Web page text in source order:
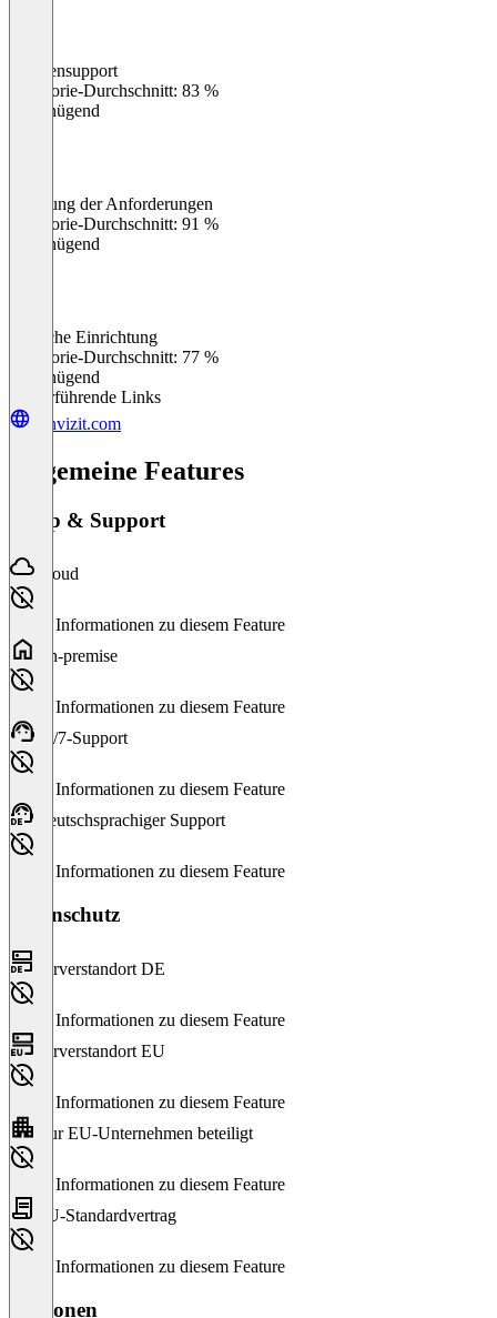
Kundensupport
Kategorie-Durchschnitt: 83 %
Ungenügend
Erfüllung der Anforderungen
Kategorie-Durchschnitt: 91 %
Ungenügend
Einfache Einrichtung
Kategorie-Durchschnitt: 77 %
Ungenügend
Weiterführende Links
convizit.com
Allgemeine Features
Setup & Support
Cloud
Keine Informationen zu diesem Feature
On-premise
Keine Informationen zu diesem Feature
24/7-Support
Keine Informationen zu diesem Feature
Deutschsprachiger Support
Keine Informationen zu diesem Feature
Datenschutz
Serverstandort DE
Keine Informationen zu diesem Feature
Serverstandort EU
Keine Informationen zu diesem Feature
Nur EU-Unternehmen beteiligt
Keine Informationen zu diesem Feature
EU-Standardvertrag
Keine Informationen zu diesem Feature
Versionen